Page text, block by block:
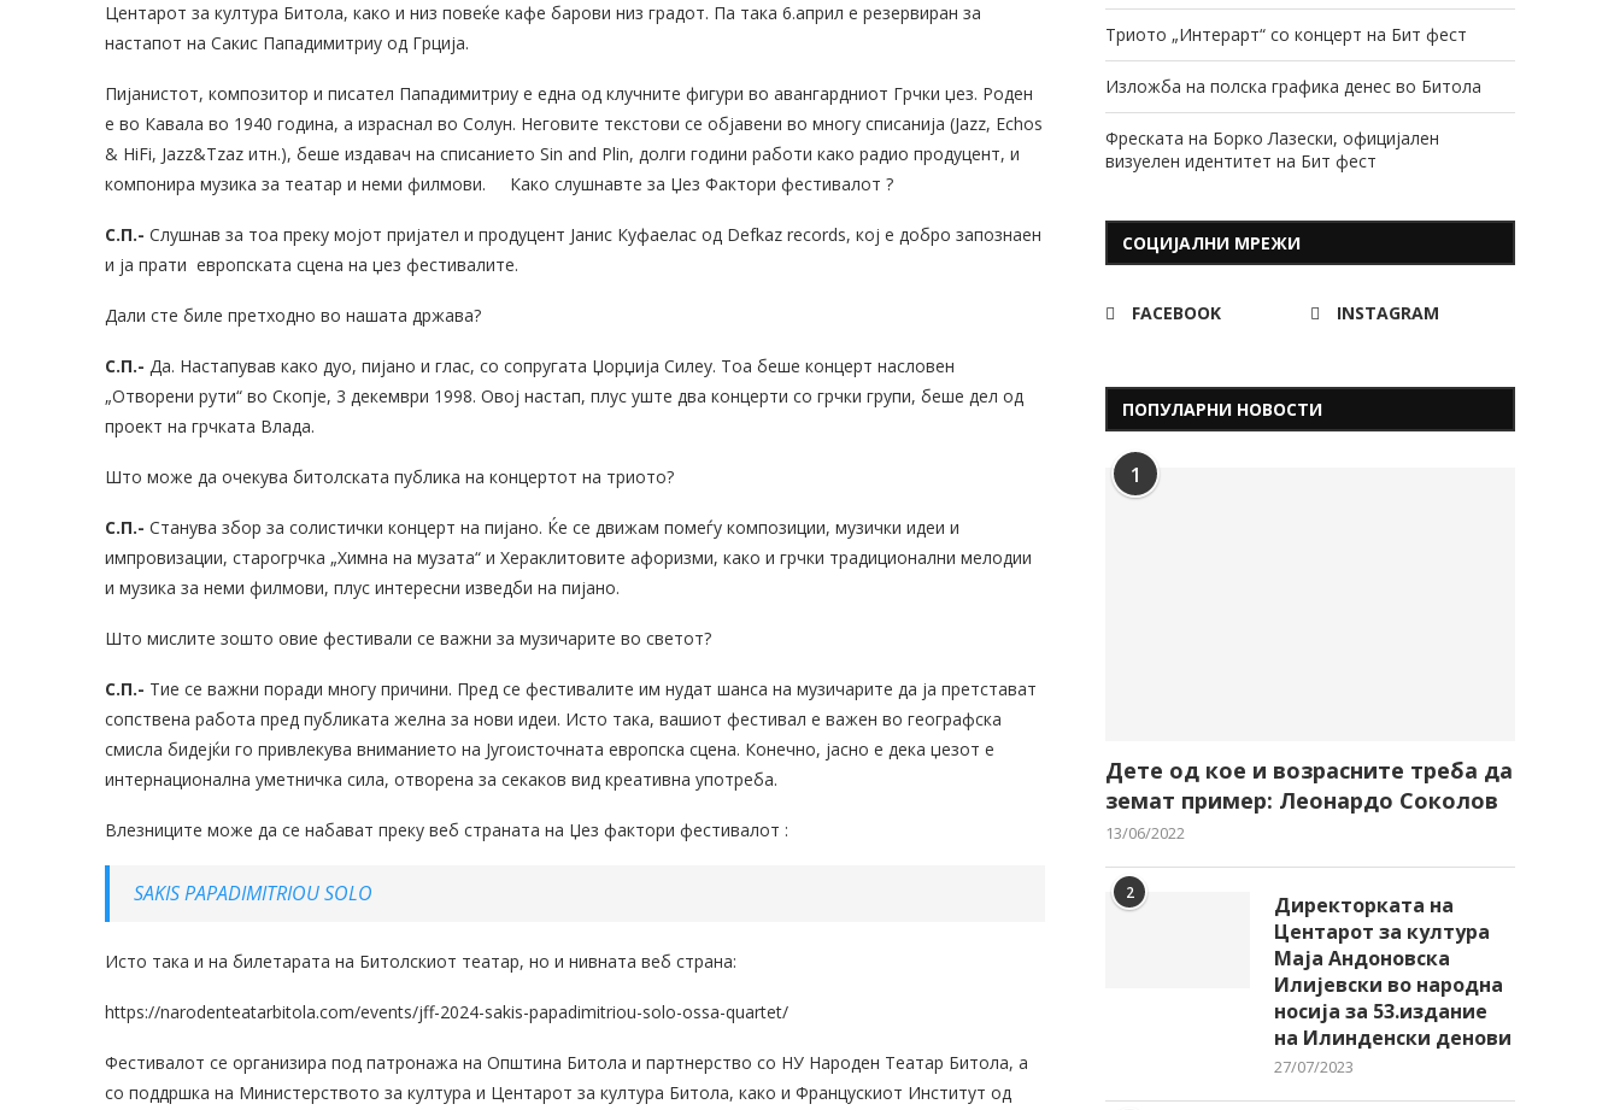
Центарот за култура Битола, како и низ повеќе кафе барови низ градот. Па така 6.април е резервиран за
настапот на Сакис Пападимитриу од Грција.
Пијанистот, композитор и писател Пападимитриу е една од клучните фигури во авангардниот Грчки џез. Роден
е во Кавала во 1940 година, а израснал во Солун. Неговите текстови се објавени во многу списанија (Jazz, Echos
& HiFi, Jazz&Tzaz итн.), беше издавач на списанието Sin and Plin, долги години работи како радио продуцент, и
компонира музика за театар и неми филмови.
Како слушнавте за Џез Фактори фестивалот ?
С.П.- Слушнав за тоа преку мојот пријател и продуцент Јанис Куфаелас од Defkaz records, кој е добро запознаен
и ја прати европската сцена на џез фестивалите.
Дали сте биле претходно во нашата држава?
С.П.- Да. Настапував како дуо, пијано и глас, со сопругата Џорџија Силеу. Тоа беше концерт насловен
„Отворени рути“ во Скопје, 3 декември 1998. Овој настап, плус уште два концерти со грчки групи, беше дел од
проект на грчката Влада.
Што може да очекува битолската публика на концертот на триото?
С.П.- Станува збор за солистички концерт на пијано. Ќе се движам помеѓу композиции, музички идеи и
импровизации, старогрчка „Химна на музата“ и Хераклитовите афоризми, како и грчки традиционални мелодии
и музика за неми филмови, плус интересни изведби на пијано.
Што мислите зошто овие фестивали се важни за музичарите во светот?
С.П.- Тие се важни поради многу причини. Пред се фестивалите им нудат шанса на музичарите да ја претстават
сопствена работа пред публиката желна за нови идеи. Исто така, вашиот фестивал е важен во географска
смисла бидејќи го привлекува вниманието на Југоисточната европска сцена. Конечно, јасно е дека џезот е
интернационална уметничка сила, отворена за секаков вид креативна употреба.
Влезниците може да се набават преку веб страната на Џез фактори фестивалот :
SAKIS PAPADIMITRIOU SOLO
Исто така и на билетарата на Битолскиот театар, но и нивната веб страна:
https://narodenteatarbitola.com/events/jff-2024-sakis-papadimitriou-solo-ossa-quartet/
Фестивалот се организира под патронажа на Општина Битола и партнерство со НУ Народен Театар Битола, а
со поддршка на Министерството за култура и Центарот за култура Битола, како и Францускиот Институт од
Триото „Интерарт“ со концерт на Бит фест
Изложба на полска графика денес во Битола
Фреската на Борко Лазески, официјален
визуелен идентитет на Бит фест
СОЦИЈАЛНИ МРЕЖИ
FACEBOOK INSTAGRAM
ПОПУЛАРНИ НОВОСТИ
1
Дете од кое и возрасните треба да
земат пример: Леонардо Соколов
13/06/2022
2
Директорката на
Центарот за култура
Маја Андоновска
Илијевски во народна
носија за 53.издание
на Илинденски денови
27/07/2023